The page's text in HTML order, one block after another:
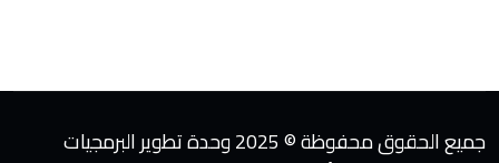
جميع الحقوق محفوظة © 2025 وحدة تطوير البرمجيات